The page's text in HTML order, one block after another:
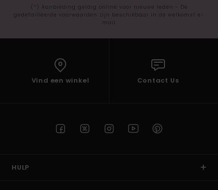
(*) Aanbieding geldig online voor nieuwe leden - De
gedetailleerde voorwaarden zijn beschikbaar in de welkomst e-
mail
Vind een winkel Contact Us
HULP